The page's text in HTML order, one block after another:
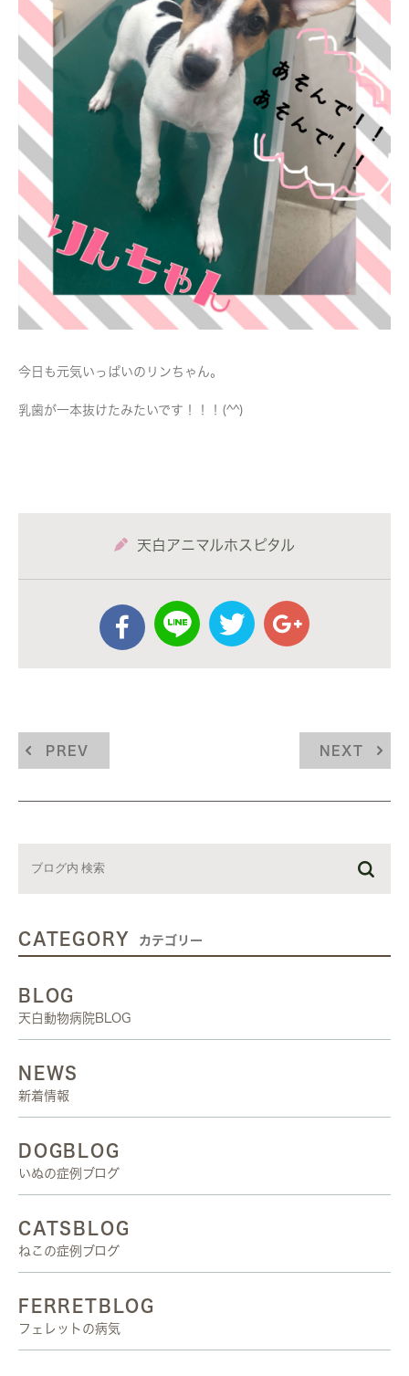
今日も元気いっぱいのリンちゃん。
乳歯が一本抜けたみたいです！！！(^^)
天白アニマルホスピタル
PREV NEXT
CATEGORY カテゴリー
BLOG
天白動物病院BLOG
NEWS
新着情報
DOGBLOG
いぬの症例ブログ
CATSBLOG
ねこの症例ブログ
FERRETBLOG
フェレットの病気